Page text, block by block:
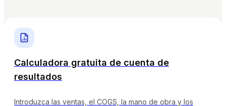
Calculadora gratuita de cuenta de
resultados
Introduzca las ventas, el COGS, la mano de obra y los